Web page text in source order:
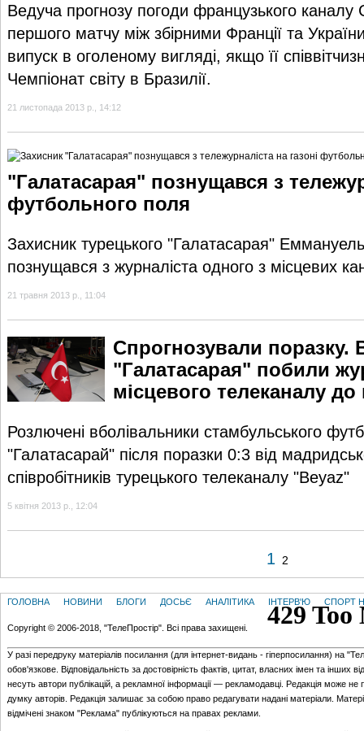
Ведуча прогнозу погоди французького каналу
першого матчу між збірними Франції та
випуск в оголеному вигляді, якщо її
Чемпіонат світу в Бразилії.
21 листопада 2013 р., 14:12
"Галатасарая" познущався з
футбольного поля
Захисник турецького "Галатасарая"
познущався з журналіста одного з місцевих
21 травня 2013 р., 11:04
Спрогнозували поразку.
"Галатасарая" побили
місцевого телеканалу до
Розлючені вболівальники стамбульського
"Галатасарай" після поразки 0:3 від
співробітників турецького телеканалу "Beyaz"
5 квітня 2013 р., 12:04
1 2
ГОЛОВНА НОВИНИ БЛОГИ ДОСЬЄ АНАЛІТИКА ІНТЕРВ'Ю СПОРТ
Copyright © 2006-2018, "ТелеПростір". Всі права захищені.
У разі передруку матеріалів посилання (для iнтернет-видань - гiперпосилання) на
обов'язкове. Відповідальність за достовірність фактів, цитат, власних імен та інших
несуть автори публікацій, а рекламної інформації — рекламодавці. Редакція може не
думку авторів. Редакція залишає за собою право редагувати надані матеріали.
відмічені знаком "Реклама" публікуються на правах реклами.